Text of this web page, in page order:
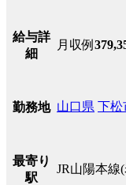
給与詳
細
月収例
勤務地 山口県 下松
最寄り
駅
JR山陽本線